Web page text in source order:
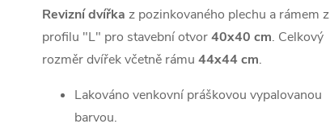
Revizní dvířka z pozinkovaného plechu a rámem z
profilu "L" pro stavební otvor40x40 cm. Celkový
rozměr dvířek včetně rámu 44x44 cm.
Lakováno venkovní práškovou vypalovanou
barvou.